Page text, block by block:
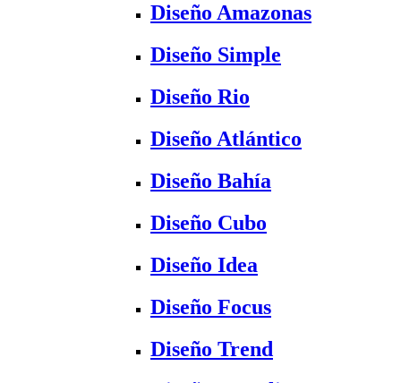
Diseño Amazonas
Diseño Simple
Diseño Rio
Diseño Atlántico
Diseño Bahía
Diseño Cubo
Diseño Idea
Diseño Focus
Diseño Trend